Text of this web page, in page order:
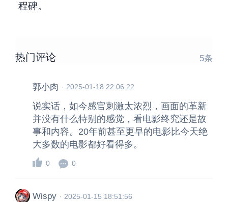
程碑。
热门评论 5条
郭小肉 · 2025-01-18 22:06:22
说实话，如今感官刺激太浓烈，画面的革新
并没有什么特别的感觉，看电影终究还是故
事和内容。20年前甚至更早的电影比今天绝
大多数的电影都好看得多。
0 0
Wispy · 2025-01-15 18:51:56